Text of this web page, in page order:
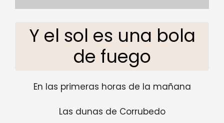
Y el sol es una bola
de fuego
En las primeras horas de la mañana
Las dunas de Corrubedo